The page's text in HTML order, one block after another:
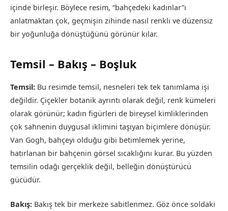
içinde birleşir. Böylece resim, “bahçedeki kadınlar”ı
anlatmaktan çok, geçmişin zihinde nasıl renkli ve düzensiz
bir yoğunluğa dönüştüğünü görünür kılar.
Temsil – Bakış – Boşluk
Temsil: Bu resimde temsil, nesneleri tek tek tanımlama işi
değildir. Çiçekler botanik ayrıntı olarak değil, renk kümeleri
olarak görünür; kadın figürleri de bireysel kimliklerinden
çok sahnenin duygusal iklimini taşıyan biçimlere dönüşür.
Van Gogh, bahçeyi olduğu gibi betimlemek yerine,
hatırlanan bir bahçenin görsel sıcaklığını kurar. Bu yüzden
temsilin odağı gerçeklik değil, belleğin dönüştürücü
gücüdür.
Bakış: Bakış tek bir merkeze sabitlenmez. Göz önce soldaki